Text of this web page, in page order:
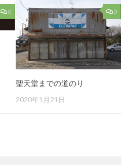
0 0
聖天堂までの道のり
2020年1月21日